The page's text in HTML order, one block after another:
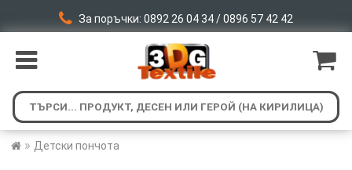
За поръчки: 0892 26 04 34 / 0896 57 42 42
» Детски пончота